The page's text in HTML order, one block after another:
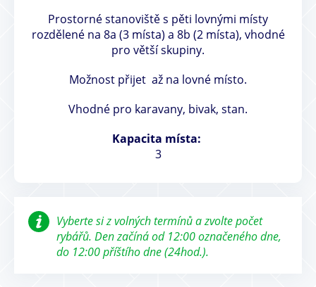
Prostorné stanoviště s pěti lovnými místy
rozdělené na 8a (3 místa) a 8b (2 místa), vhodné
pro větší skupiny.
Možnost přijet až na lovné místo.
Vhodné pro karavany, bivak, stan.
Kapacita místa:
3
Vyberte si z volných termínů a zvolte počet
rybářů. Den začíná od 12:00 označeného dne,
do 12:00 příštího dne (24hod.).